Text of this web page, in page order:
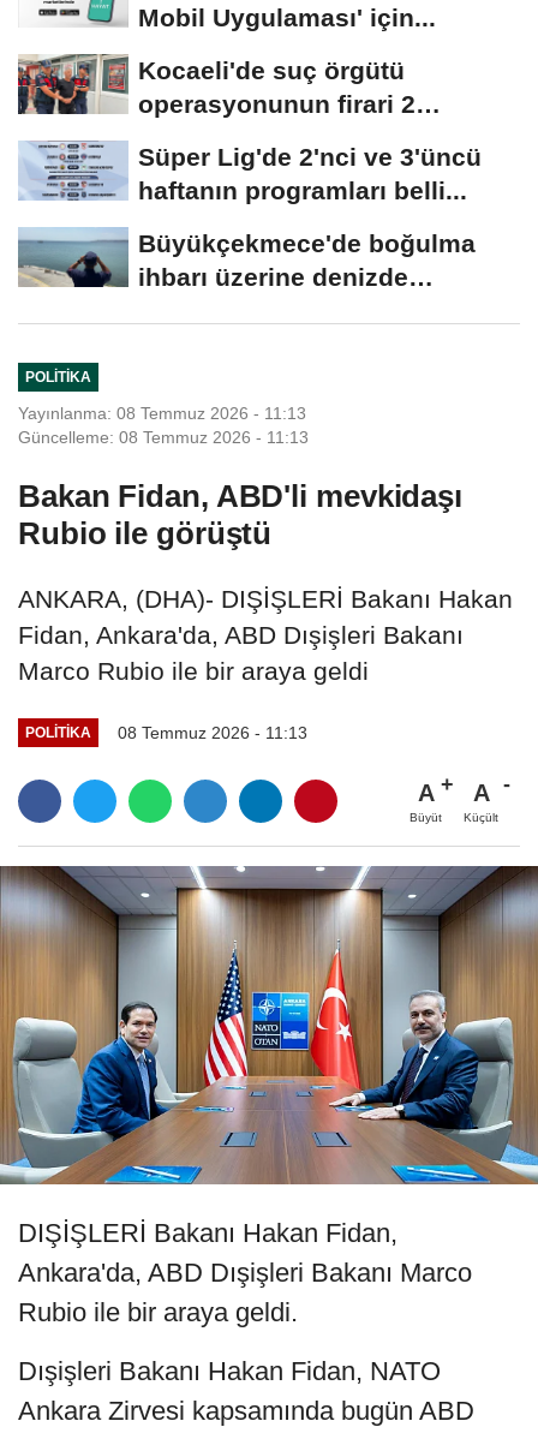
Mobil Uygulaması' için...
Kocaeli'de suç örgütü
operasyonunun firari 2
Süper Lig'de 2'nci ve 3'üncü
haftanın programları belli...
Büyükçekmece'de boğulma
ihbarı üzerine denizde
POLITIKA
Yayınlanma: 08 Temmuz 2026 - 11:13
Güncelleme: 08 Temmuz 2026 - 11:13
Bakan Fidan, ABD'li mevkidaşı
Rubio ile görüştü
ANKARA, (DHA)- DIŞİŞLERİ Bakanı Hakan
Fidan, Ankara'da, ABD Dışişleri Bakanı
Marco Rubio ile bir araya geldi
POLITIKA 08 Temmuz 2026 - 11:13
A
Büyüt
A
Küçült
DIŞİŞLERİ Bakanı Hakan Fidan,
Ankara'da, ABD Dışişleri Bakanı Marco
Rubio ile bir araya geldi.
Dışişleri Bakanı Hakan Fidan, NATO
Ankara Zirvesi kapsamında bugün ABD